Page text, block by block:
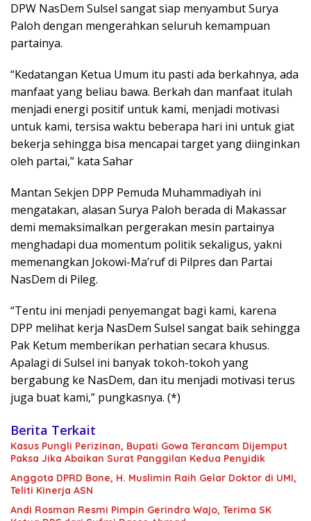
DPW NasDem Sulsel sangat siap menyambut Surya
Paloh dengan mengerahkan seluruh kemampuan
partainya.
“Kedatangan Ketua Umum itu pasti ada berkahnya, ada
manfaat yang beliau bawa. Berkah dan manfaat itulah
menjadi energi positif untuk kami, menjadi motivasi
untuk kami, tersisa waktu beberapa hari ini untuk giat
bekerja sehingga bisa mencapai target yang diinginkan
oleh partai,” kata Sahar
Mantan Sekjen DPP Pemuda Muhammadiyah ini
mengatakan, alasan Surya Paloh berada di Makassar
demi memaksimalkan pergerakan mesin partainya
menghadapi dua momentum politik sekaligus, yakni
memenangkan Jokowi-Ma’ruf di Pilpres dan Partai
NasDem di Pileg.
“Tentu ini menjadi penyemangat bagi kami, karena
DPP melihat kerja NasDem Sulsel sangat baik sehingga
Pak Ketum memberikan perhatian secara khusus.
Apalagi di Sulsel ini banyak tokoh-tokoh yang
bergabung ke NasDem, dan itu menjadi motivasi terus
juga buat kami,” pungkasnya. (*)
Berita Terkait
Kasus Pungli Perizinan, Bupati Gowa Terancam Dijemput
Paksa Jika Abaikan Surat Panggilan Kedua Penyidik
Anggota DPRD Bone, H. Muslimin Raih Gelar Doktor di UMI,
Teliti Kinerja ASN
Andi Rosman Resmi Pimpin Gerindra Wajo, Terima SK